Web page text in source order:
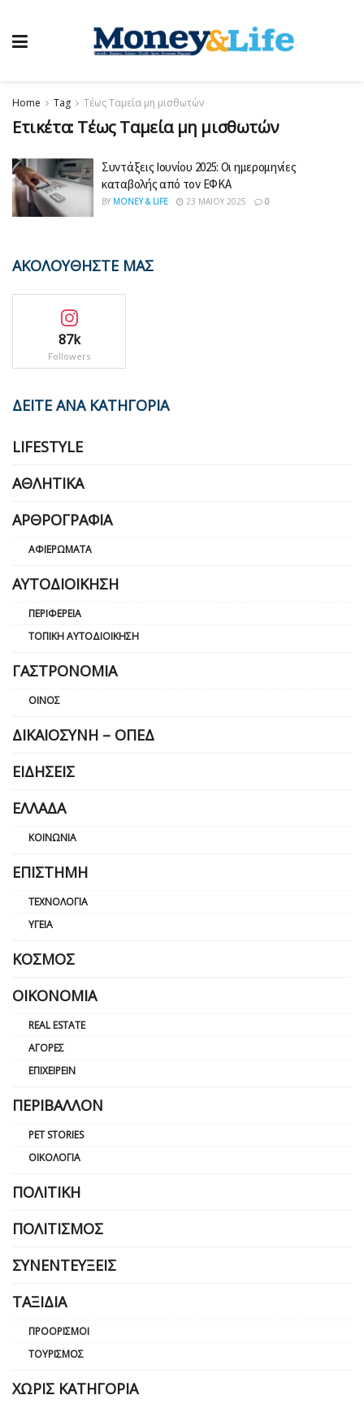
Home Tag Τέως Ταμεία μη μισθωτών
Ετικέτα: Τέως Ταμεία μη μισθωτών
Συντάξεις Ιουνίου 2025: Οι ημερομηνίες
καταβολής από τον ΕΦΚΑ
BY MONEY & LIFE 23 ΜΑΪ́ΟΥ 2025 0
ΑΚΟΛΟΥΘΗΣΤΕ ΜΑΣ
87k
Followers
ΔΕΙΤΕ ΑΝΑ ΚΑΤΗΓΟΡΙΑ
LIFESTYLE
ΑΘΛΗΤΙΚΆ
ΑΡΘΡΟΓΡΑΦΊΑ
ΑΦΙΕΡΏΜΑΤΑ
ΑΥΤΟΔΙΟΊΚΗΣΗ
ΠΕΡΙΦΈΡΕΙΑ
ΤΟΠΙΚΉ ΑΥΤΟΔΙΟΊΚΗΣΗ
ΓΑΣΤΡΟΝΟΜΊΑ
ΟΊΝΟΣ
ΔΙΚΑΙΟΣΎΝΗ – ΟΠΕΔ
ΕΙΔΉΣΕΙΣ
ΕΛΛΆΔΑ
ΚΟΙΝΩΝΊΑ
ΕΠΙΣΤΉΜΗ
ΤΕΧΝΟΛΟΓΊΑ
ΥΓΕΊΑ
ΚΌΣΜΟΣ
ΟΙΚΟΝΟΜΊΑ
REAL ESTATE
ΑΓΟΡΈΣ
ΕΠΙΧΕΙΡΕΊΝ
ΠΕΡΙΒΆΛΛΟΝ
PET STORIES
ΟΙΚΟΛΟΓΊΑ
ΠΟΛΙΤΙΚΉ
ΠΟΛΙΤΙΣΜΌΣ
ΣΥΝΕΝΤΕΎΞΕΙΣ
ΤΑΞΊΔΙΑ
ΠΡΟΟΡΙΣΜΟΊ
ΤΟΥΡΙΣΜΌΣ
ΧΩΡΊΣ ΚΑΤΗΓΟΡΊΑ